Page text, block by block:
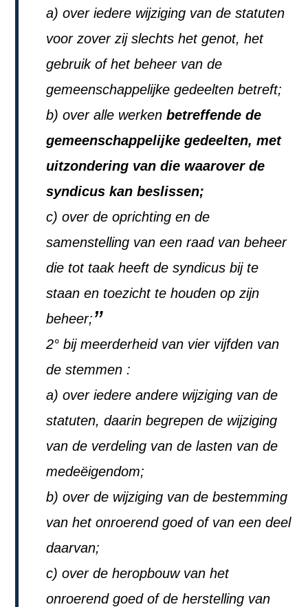
a) over iedere wijziging van de statuten
voor zover zij slechts het genot, het
gebruik of het beheer van de
gemeenschappelijke gedeelten betreft;
b) over alle werkenbetreffende de
gemeenschappelijke gedeelten, met
uitzondering van die waarover de
syndicus kan beslissen;
c) over de oprichting en de
samenstelling van een raad van beheer
die tot taak heeft de syndicus bij te
staan en toezicht te houden op zijn
beheer;
2° bij meerderheid van vier vijfden van
de stemmen :
a) over iedere andere wijziging van de
statuten, daarin begrepen de wijziging
van de verdeling van de lasten van de
medeëigendom;
b) over de wijziging van de bestemming
van het onroerend goed of van een deel
daarvan;
c) over de heropbouw van het
onroerend goed of de herstelling van